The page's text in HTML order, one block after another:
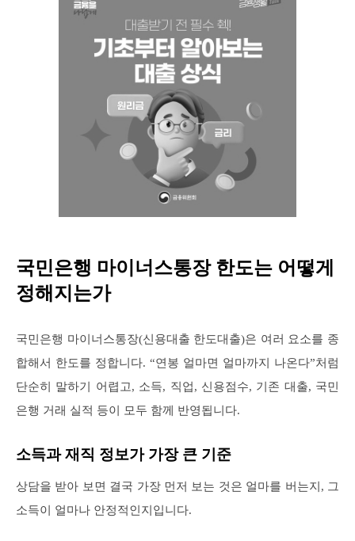
국민은행 마이너스통장 한도는 어떻게
정해지는가
국민은행 마이너스통장(신용대출 한도대출)은 여러 요소를 종
합해서 한도를 정합니다. “연봉 얼마면 얼마까지 나온다”처럼
단순히 말하기 어렵고, 소득, 직업, 신용점수, 기존 대출, 국민
은행 거래 실적 등이 모두 함께 반영됩니다.
소득과 재직 정보가 가장 큰 기준
상담을 받아 보면 결국 가장 먼저 보는 것은 얼마를 버는지, 그
소득이 얼마나 안정적인지입니다.